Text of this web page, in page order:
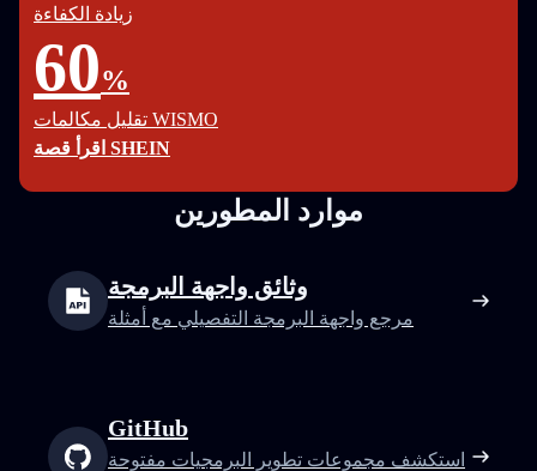
زيادة الكفاءة
60%
تقليل مكالمات WISMO
اقرأ قصة SHEIN
موارد المطورين
وثائق واجهة البرمجة
مرجع واجهة البرمجة التفصيلي مع أمثلة
GitHub
استكشف مجموعات تطوير البرمجيات مفتوحة